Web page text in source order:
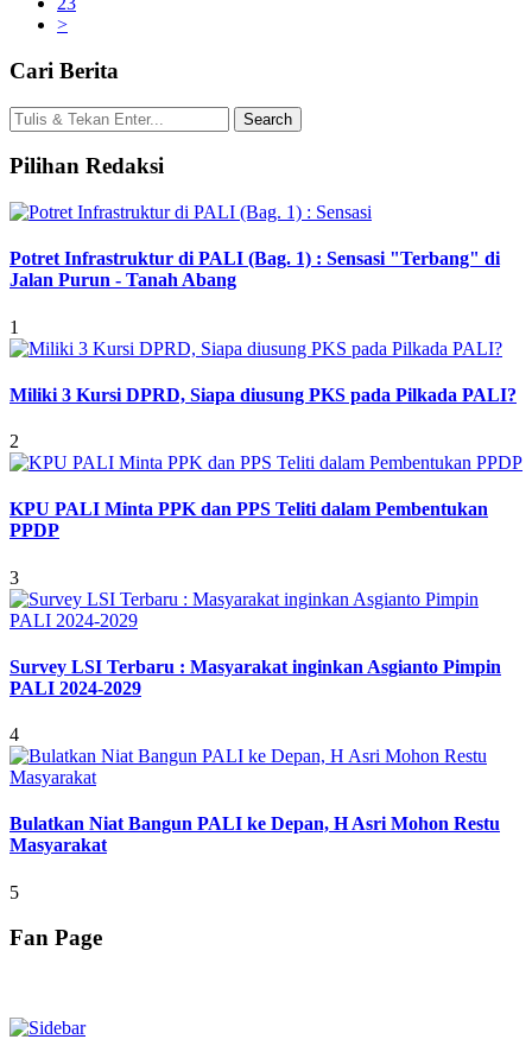
>
Cari Berita
Pilihan Redaksi
Potret Infrastruktur di PALI (Bag. 1) : Sensasi "Terbang" di
Jalan Purun - Tanah Abang
1
Miliki 3 Kursi DPRD, Siapa diusung PKS pada Pilkada PALI?
2
KPU PALI Minta PPK dan PPS Teliti dalam Pembentukan
PPDP
3
Survey LSI Terbaru : Masyarakat inginkan Asgianto Pimpin
PALI 2024-2029
4
Bulatkan Niat Bangun PALI ke Depan, H Asri Mohon Restu
Masyarakat
5
Fan Page